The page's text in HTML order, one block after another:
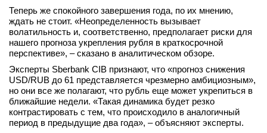
Вход
Теперь же спокойного завершения года, по их мнению,
ждать не стоит. «Неопределенность вызывает
волатильность и, соответственно, предполагает риски для
нашего прогноза укрепления рубля в краткосрочной
перспективе», – сказано в аналитическом обзоре.
Эксперты Sberbank CIB признают, что «прогноз снижения
USD/RUB до 61 представляется чрезмерно амбициозным»,
но они все же полагают, что рубль еще может укрепиться в
ближайшие недели. «Такая динамика будет резко
контрастировать с тем, что происходило в аналогичный
период в предыдущие два года», – объясняют эксперты.